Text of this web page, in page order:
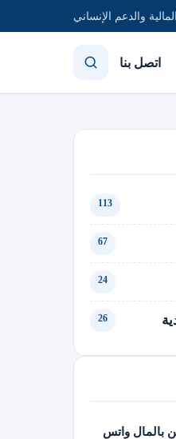
والدعم الإنساني
اتصل بنا
113
67
24
26
بالمال واتس